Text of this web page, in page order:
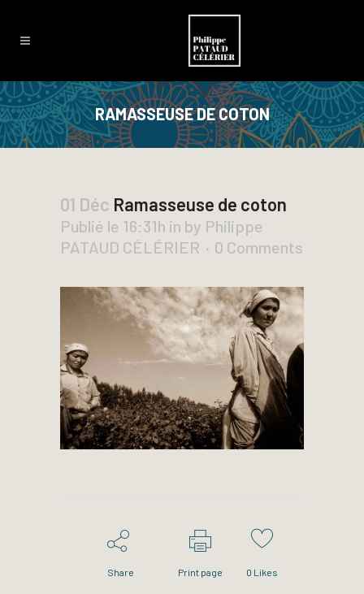
RAMASSEUSE DE COTON
01 Déc Ramasseuse de coton
Publié le 16:31h in by Philippe
PATAUD CÉLÉRIER
0 Comments
Share Print page 0 Likes